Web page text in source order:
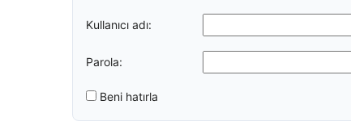
Kullanıcı adı:
Parola:
Beni hatırla